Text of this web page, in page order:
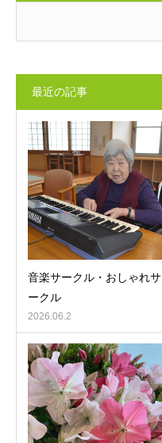
最近の記事
音楽サークル・おしゃれサ
ークル
2026.06.2